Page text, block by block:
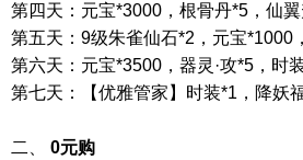
第四天：元宝*3000 ，根骨丹*5 ，仙
第五天： 9级朱雀仙石*2 ，元宝*1000
第六天：元宝*3500 ，器灵·攻*5 ，时
第七天：【优雅管家】时装*1 ，降妖
二、 0元购